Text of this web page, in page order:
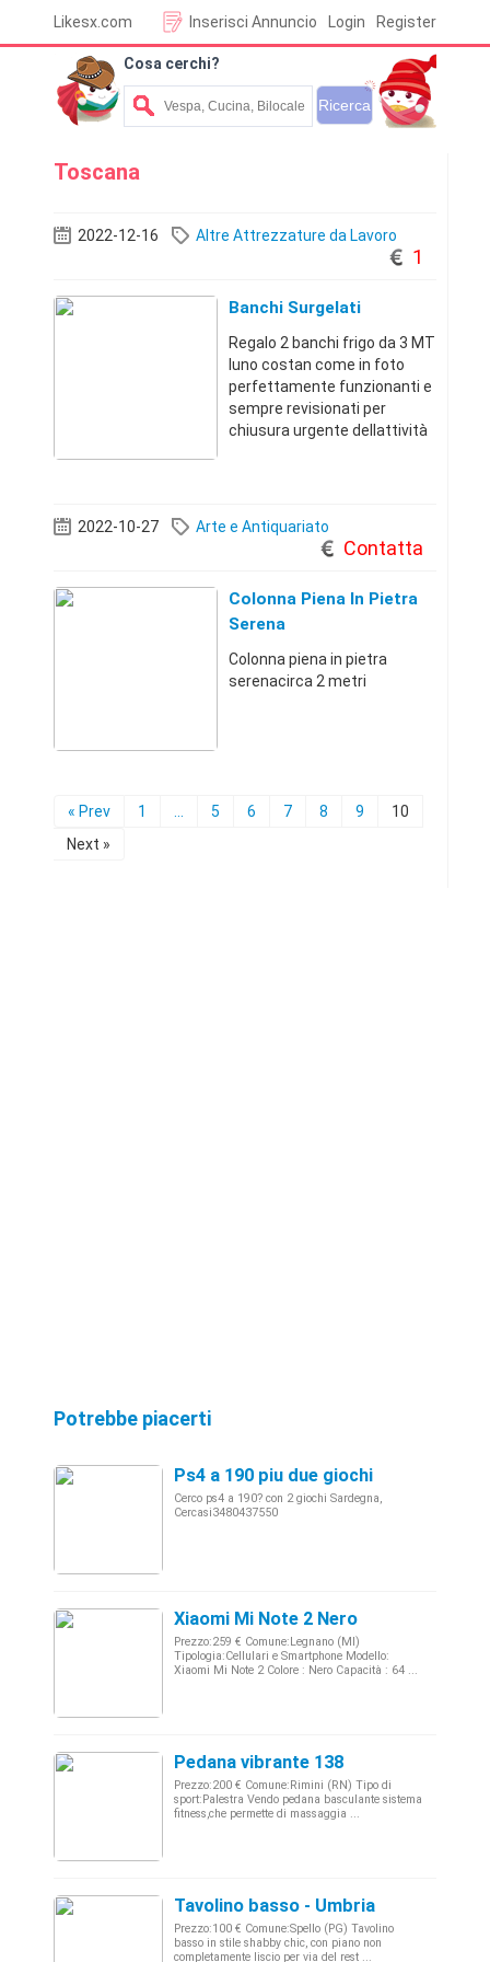
Likesx.com Login Register
Inserisci Annuncio
Cosa cerchi?
Toscana
2022-12-16 Altre Attrezzature da Lavoro
1
Banchi Surgelati
Regalo 2 banchi frigo da 3 MT
luno costan come in foto
perfettamente funzionanti e
sempre revisionati per
chiusura urgente dellattività
vetriRitiro a carico
dellacquirente a
2022-10-27 Arte e Antiquariato
Contatta
Colonna Piena In Pietra
Serena
Colonna piena in pietra
serenacirca 2 metri
« Prev 1 5 6 7 8 9
10
Next »
Potrebbe piacerti
Ps4 a 190 piu due giochi
Cerco ps4 a 190? con 2 giochi Sardegna,
Cercasi3480437550
Xiaomi Mi Note 2 Nero
Prezzo:259 € Comune:Legnano (MI)
Tipologia:Cellulari e Smartphone Modello:
Xiaomi Mi Note 2 Colore : Nero Capacità : 64 ...
Pedana vibrante 138
Prezzo:200 € Comune:Rimini (RN) Tipo di
sport:Palestra Vendo pedana basculante sistema
fitness,che permette di massaggia ...
Tavolino basso - Umbria
Prezzo:100 € Comune:Spello (PG) Tavolino
basso in stile shabby chic, con piano non
completamente liscio per via del rest ...